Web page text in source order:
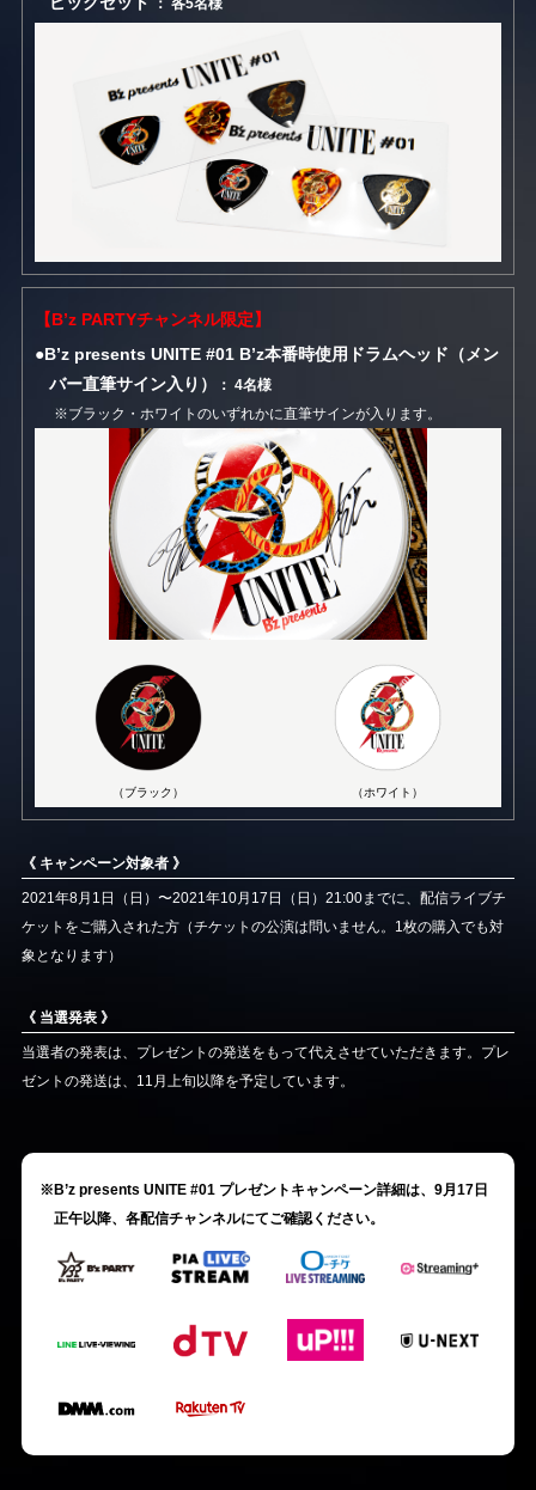
： 各5名様
【B’z PARTYチャンネル限定】
●B’z presents UNITE #01 B’z本番時使用ドラムヘッド（メン
バー直筆サイン入り）
： 4名様
※ブラック・ホワイトのいずれかに直筆サインが入ります。
（ブラック） （ホワイト）
《 キャンペーン対象者 》
2021年8月1日（日）〜2021年10月17日（日）21:00までに、配信ライブチ
ケットをご購入された方（チケットの公演は問いません。1枚の購入でも対
象となります）
《 当選発表 》
当選者の発表は、プレゼントの発送をもって代えさせていただきます。プレ
ゼントの発送は、11月上旬以降を予定しています。
※B’z presents UNITE #01 プレゼントキャンペーン詳細は、9月17日
正午以降、各配信チャンネルにてご確認ください。